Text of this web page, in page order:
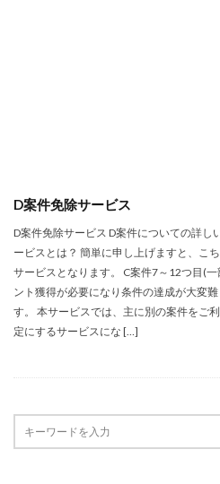
D案件免除サービス
D案件免除サービス D案件についての詳し
ービスとは？ 簡単に申し上げますと、こ
サービスとなります。 C案件7～12つ目(
ント獲得が必要になり条件の達成が大変
す。 本サービスでは、主に別の案件をご
定にするサービスにな […]